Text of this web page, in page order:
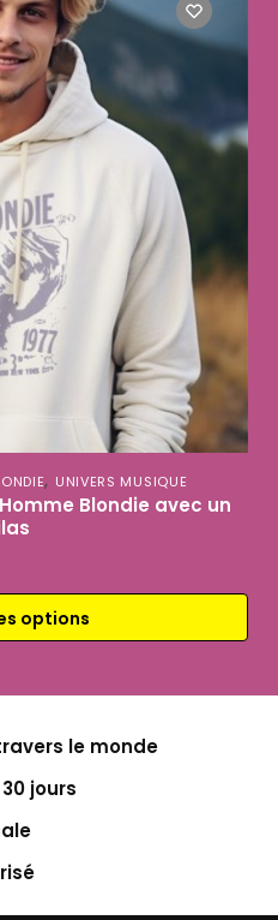
, UNIVERS MUSIQUE
Blondie avec un
options
le monde
jours